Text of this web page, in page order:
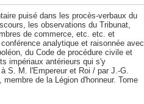
puisé dans les procès-verbaux du
les observations du Tribunat,
de commerce, etc. etc. et
analytique et raisonnée avec
du Code de procédure civile et
impériaux antérieurs qui s'y
S. M. l'Empereur et Roi / par J.-G.
de la Légion d'honneur. Tome